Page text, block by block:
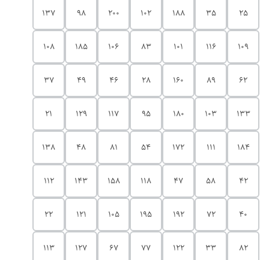
25
35
188
102
200
98
137
109
116
101
83
106
185
108
62
89
160
28
46
49
37
133
103
180
95
117
129
21
184
111
172
54
81
48
138
42
58
47
118
158
143
112
40
72
192
195
105
121
22
82
33
122
77
67
127
113